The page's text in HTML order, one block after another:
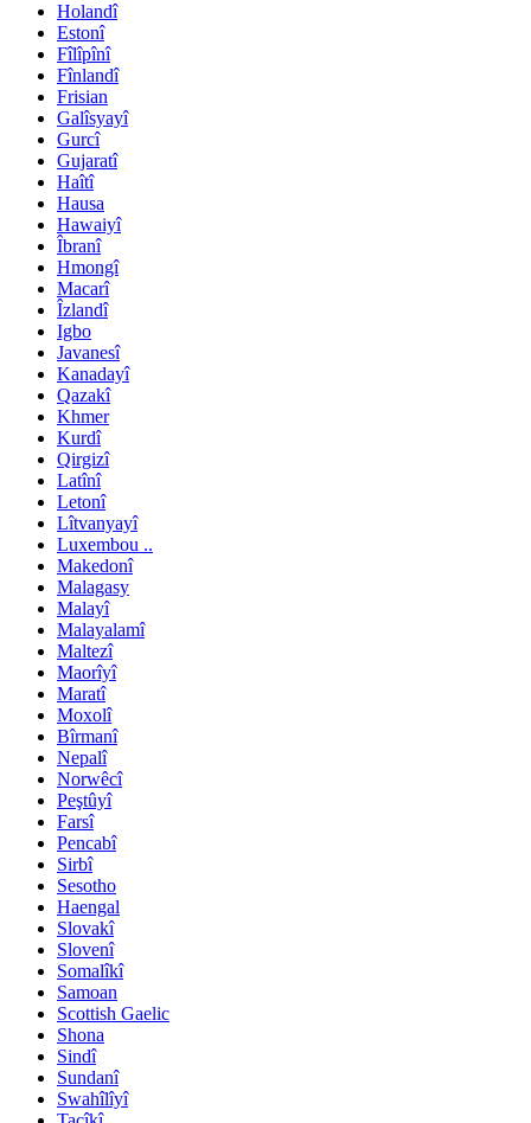
Holandî
Estonî
Fîlîpînî
Fînlandî
Frisian
Galîsyayî
Gurcî
Gujaratî
Haîtî
Hausa
Hawaiyî
Îbranî
Hmongî
Macarî
Îzlandî
Igbo
Javanesî
Kanadayî
Qazakî
Khmer
Kurdî
Qirgizî
Latînî
Letonî
Lîtvanyayî
Luxembou ..
Makedonî
Malagasy
Malayî
Malayalamî
Maltezî
Maorîyî
Maratî
Moxolî
Bîrmanî
Nepalî
Norwêcî
Peştûyî
Farsî
Pencabî
Sirbî
Sesotho
Haengal
Slovakî
Slovenî
Somalîkî
Samoan
Scottish Gaelic
Shona
Sindî
Sundanî
Swahîlîyî